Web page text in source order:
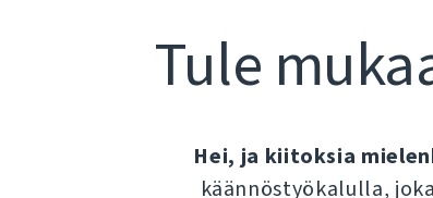
Tule
Hei, ja kiitoksia
käännöstyökalulla,